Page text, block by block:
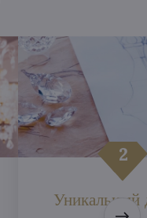
Уникальный